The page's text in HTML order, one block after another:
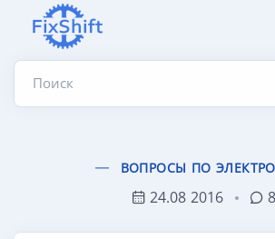
Поиск
ВОПРОСЫ ПО
24.08 2016 8